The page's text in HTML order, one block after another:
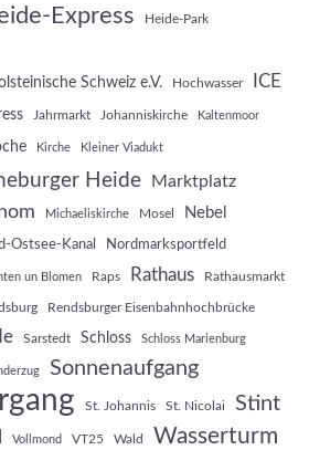
Express Heide-Park
Schweiz e.V. Hochwasser ICE
Jahrmarkt Johanniskirche Kaltenmoor
Kirche Kleiner Viadukt
Heide Marktplatz
Michaeliskirche Mosel Nebel
Ostsee-Kanal Nordmarksportfeld
un Blomen Raps Rathaus Rathausmarkt
Rendsburger Eisenbahnhochbrücke
Sarstedt Schloss Schloss Marienburg
Sonnenaufgang
St. Johannis St. Nicolai Stint
Vollmond VT25 Wald Wasserturm